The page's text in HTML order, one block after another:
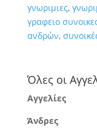
γνωριμιες,
γραφειο
ανδρών,
Όλες οι
Αγγελίες
Άνδρες